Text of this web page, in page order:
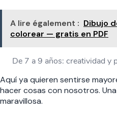
A lire également : Dibujo
colorear — gratis en PDF
De 7 a 9 años: creatividad y
Aquí ya quieren sentirse
hacer cosas con nosotros.
maravillosa.